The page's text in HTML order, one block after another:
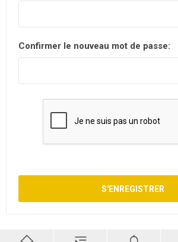
Confirmer le nouveau mot de passe: